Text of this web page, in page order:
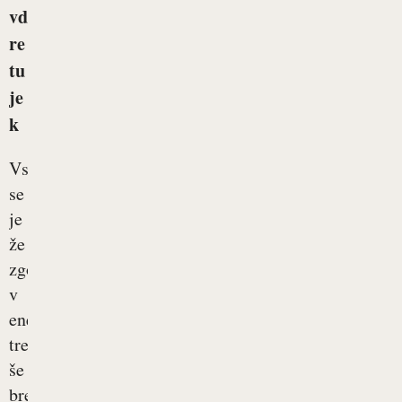
vd
re
tu
je
k
Vsakemu
se
je
že
zgodilo:
v
enem
trenutku
še
brezskrbno